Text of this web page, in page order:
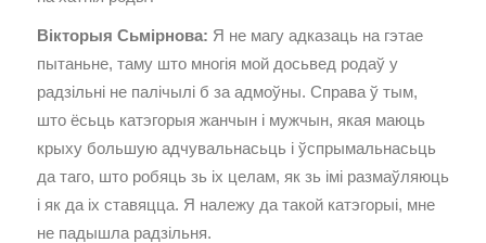
Вікторыя Сьмірнова: Я не магу адказаць на гэтае
пытаньне, таму што многія мой досьвед родаў у
радзільні не палічылі б за адмоўны. Справа ў тым,
што ёсьць катэгорыя жанчын і мужчын, якая маюць
крыху большую адчувальнасьць і ўспрымальнасьць
да таго, што робяць зь іх целам, як зь імі размаўляюць
і як да іх ставяцца. Я належу да такой катэгорыі, мне
не падышла радзільня.